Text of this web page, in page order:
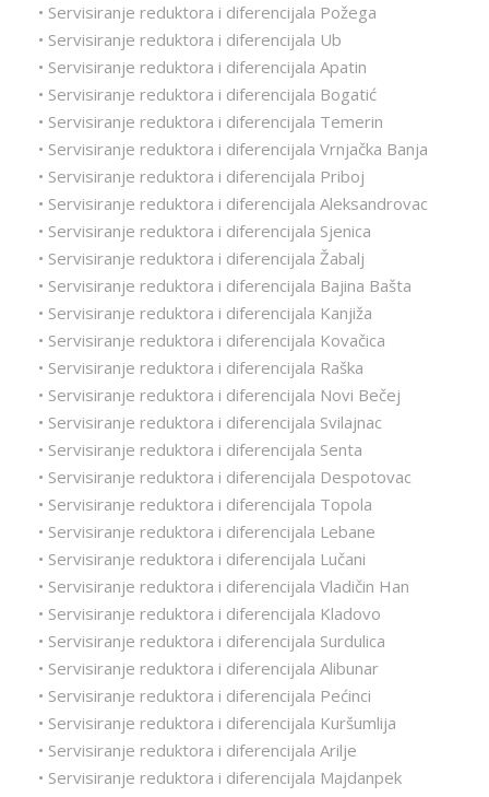
• Servisiranje reduktora i diferencijala Požega
• Servisiranje reduktora i diferencijala Ub
• Servisiranje reduktora i diferencijala Apatin
• Servisiranje reduktora i diferencijala Bogatić
• Servisiranje reduktora i diferencijala Temerin
• Servisiranje reduktora i diferencijala Vrnjačka Banja
• Servisiranje reduktora i diferencijala Priboj
• Servisiranje reduktora i diferencijala Aleksandrovac
• Servisiranje reduktora i diferencijala Sjenica
• Servisiranje reduktora i diferencijala Žabalj
• Servisiranje reduktora i diferencijala Bajina Bašta
• Servisiranje reduktora i diferencijala Kanjiža
• Servisiranje reduktora i diferencijala Kovačica
• Servisiranje reduktora i diferencijala Raška
• Servisiranje reduktora i diferencijala Novi Bečej
• Servisiranje reduktora i diferencijala Svilajnac
• Servisiranje reduktora i diferencijala Senta
• Servisiranje reduktora i diferencijala Despotovac
• Servisiranje reduktora i diferencijala Topola
• Servisiranje reduktora i diferencijala Lebane
• Servisiranje reduktora i diferencijala Lučani
• Servisiranje reduktora i diferencijala Vladičin Han
• Servisiranje reduktora i diferencijala Kladovo
• Servisiranje reduktora i diferencijala Surdulica
• Servisiranje reduktora i diferencijala Alibunar
• Servisiranje reduktora i diferencijala Pećinci
• Servisiranje reduktora i diferencijala Kuršumlija
• Servisiranje reduktora i diferencijala Arilje
• Servisiranje reduktora i diferencijala Majdanpek